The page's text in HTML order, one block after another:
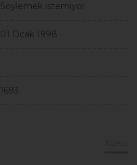
Söylemek istemiyor
01 Ocak 1998
1693